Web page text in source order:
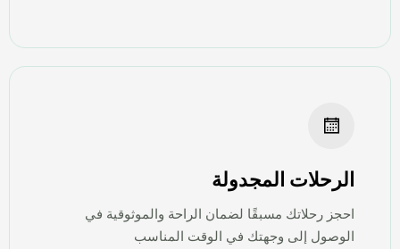
الرحلات المجدولة
احجز رحلاتك مسبقًا لضمان الراحة والموثوقية في
الوصول إلى وجهتك في الوقت المناسب